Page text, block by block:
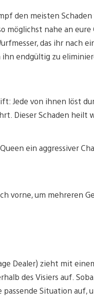
den meisten
möglichst nahe an
das ihr nach
endgültig zu
Jede von ihnen löst
Dieser Schaden heilt
ein aggressiver
vorne, um mehreren
Dealer) zieht mit
des Visiers auf.
Situation auf,